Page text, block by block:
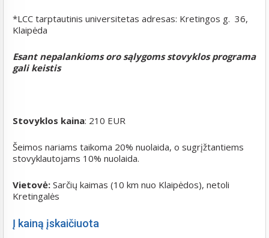
*LCC tarptautinis universitetas adresas: Kretingos g. 36,
Klaipėda
Esant nepalankioms oro sąlygoms stovyklos programa
gali keistis
Stovyklos kaina: 210 EUR
Šeimos nariams taikoma 20% nuolaida, o sugrįžtantiems
stovyklautojams 10% nuolaida.
Vietovė: Sarčių kaimas (10 km nuo Klaipėdos), netoli
Kretingalės
Į kainą įskaičiuota